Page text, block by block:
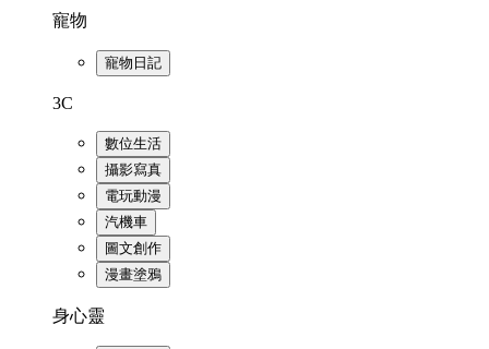
寵物
寵物日記
3C
數位生活
攝影寫真
電玩動漫
汽機車
圖文創作
漫畫塗鴉
身心靈